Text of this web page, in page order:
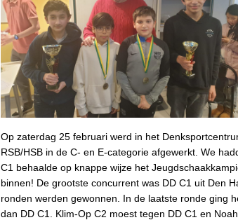
Op zaterdag 25 februari werd in het
RSB/HSB in de C- en E-categorie afgewerkt. We
C1 behaalde op knappe wijze het
binnen! De grootste concurrent was DD C1 uit Den
ronden werden gewonnen. In de laatste ronde ging
dan DD C1. Klim-Op C2 moest tegen DD C1 en